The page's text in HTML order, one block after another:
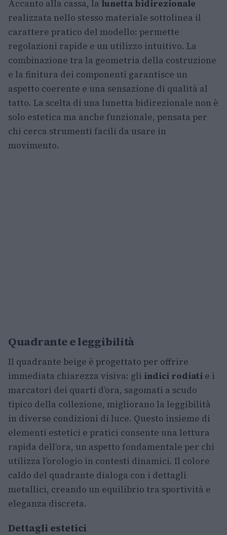
Accanto alla cassa, la lunetta bidirezionale
realizzata nello stesso materiale sottolinea il
carattere pratico del modello: permette
regolazioni rapide e un utilizzo intuitivo. La
combinazione tra la geometria della costruzione
e la finitura dei componenti garantisce un
aspetto coerente e una sensazione di qualità al
tatto. La scelta di una lunetta bidirezionale non è
solo estetica ma anche funzionale, pensata per
chi cerca strumenti facili da usare in
movimento.
Quadrante e leggibilità
Il quadrante beige è progettato per offrire
immediata chiarezza visiva: gli indici rodiati e i
marcatori dei quarti d’ora, sagomati a scudo
tipico della collezione, migliorano la leggibilità
in diverse condizioni di luce. Questo insieme di
elementi estetici e pratici consente una lettura
rapida dell’ora, un aspetto fondamentale per chi
utilizza l’orologio in contesti dinamici. Il colore
caldo del quadrante dialoga con i dettagli
metallici, creando un equilibrio tra sportività e
eleganza discreta.
Dettagli estetici